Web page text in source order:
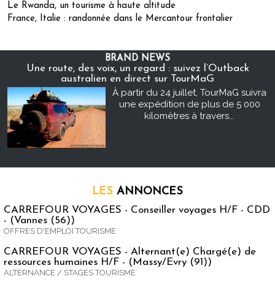
Le Rwanda, un tourisme à haute altitude
France, Italie : randonnée dans le Mercantour frontalier
BRAND NEWS
Une route, des voix, un regard : suivez l’Outback
australien en direct sur TourMaG
À partir du 24 juillet, TourMaG suivra
une expédition de plus de 5 000
kilomètres à travers...
LES ANNONCES
CARREFOUR VOYAGES - Conseiller voyages H/F - CDD
- (Vannes (56))
OFFRES D'EMPLOI TOURISME
CARREFOUR VOYAGES - Alternant(e) Chargé(e) de
ressources humaines H/F - (Massy/Evry (91))
ALTERNANCE / STAGES TOURISME